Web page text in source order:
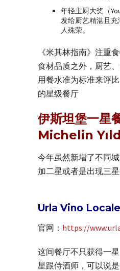
年轻主厨大奖（
发给厨艺精湛且
人殊荣。
《米其林指南》注重
食材品质之外，厨艺
用餐水准为标准来评
的星级餐厅
伊斯坦堡一星
Michelin
今年虽然新增了不同
加二星或者是出现三星
Urla Vino Locale
官网： https://
这间餐厅不只获得一
星跟侍酒师，可以说